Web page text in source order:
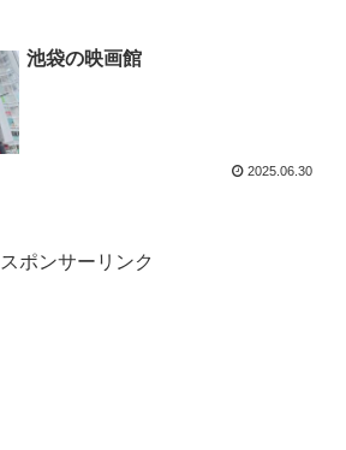
池袋の映画館
2025.06.30
スポンサーリンク